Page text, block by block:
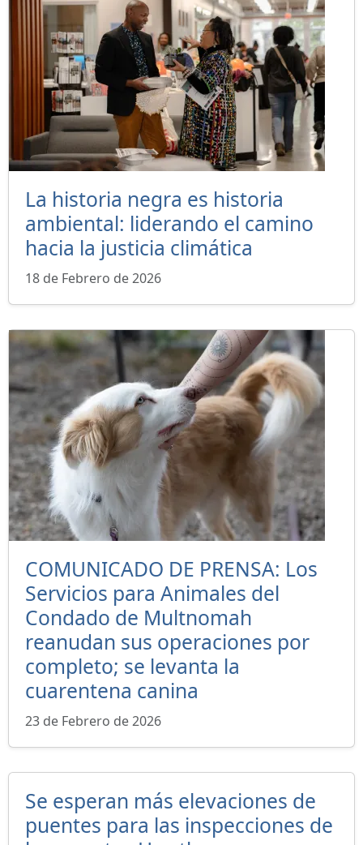
La historia negra es historia
ambiental: liderando el camino
hacia la justicia climática
18 de Febrero de 2026
COMUNICADO DE PRENSA: Los
Servicios para Animales del
Condado de Multnomah
reanudan sus operaciones por
completo; se levanta la
cuarentena canina
23 de Febrero de 2026
Se esperan más elevaciones de
puentes para las inspecciones de